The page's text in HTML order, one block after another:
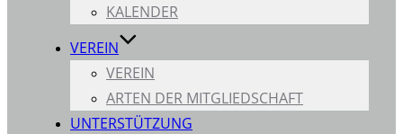
KALENDER
VEREIN
VEREIN
ARTEN DER MITGLIEDSCHAFT
UNTERSTÜTZUNG